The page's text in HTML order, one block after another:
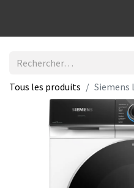
Tous les produits Siemens